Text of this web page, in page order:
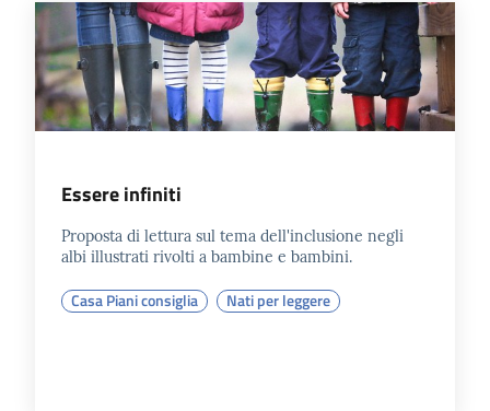
Essere infiniti
Proposta di lettura sul tema dell'inclusione negli
albi illustrati rivolti a bambine e bambini.
Casa Piani consiglia Nati per leggere